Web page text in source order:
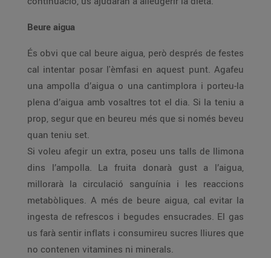
Beure aigua
És obvi que cal beure aigua, però després de festes
cal intentar posar l'èmfasi en aquest punt. Agafeu
una ampolla d’aigua o una cantimplora i porteu-la
plena d’aigua amb vosaltres tot el dia. Si la teniu a
prop, segur que en beureu més que si només beveu
quan teniu set.
Si voleu afegir un extra, poseu uns talls de llimona
dins l’ampolla. La fruita donarà gust a l’aigua,
millorarà la circulació sanguínia i les reaccions
metabòliques. A més de beure aigua, cal evitar la
ingesta de refrescos i begudes ensucrades. El gas
us farà sentir inflats i consumireu sucres lliures que
no contenen vitamines ni minerals.